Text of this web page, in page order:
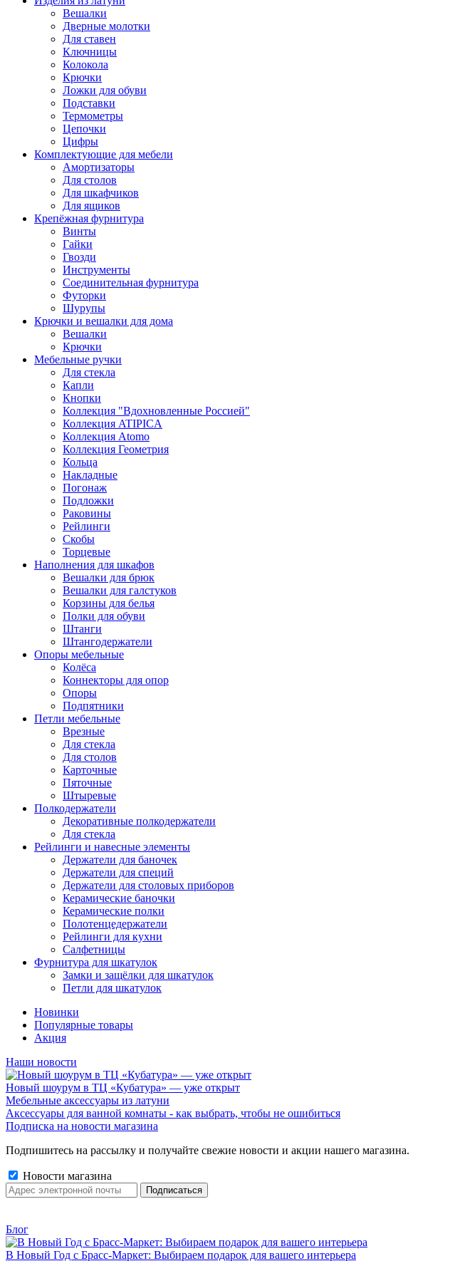
Вешалки
Дверные молотки
Для ставен
Ключницы
Колокола
Крючки
Ложки для обуви
Подставки
Термометры
Цепочки
Цифры
Комплектующие для мебели
Амортизаторы
Для столов
Для шкафчиков
Для ящиков
Крепёжная фурнитура
Винты
Гайки
Гвозди
Инструменты
Соединительная фурнитура
Футорки
Шурупы
Крючки и вешалки для дома
Вешалки
Крючки
Мебельные ручки
Для стекла
Капли
Кнопки
Коллекция "Вдохновленные Россией"
Коллекция ATIPICA
Коллекция Atomo
Коллекция Геометрия
Кольца
Накладные
Погонаж
Подложки
Раковины
Рейлинги
Скобы
Торцевые
Наполнения для шкафов
Вешалки для брюк
Вешалки для галстуков
Корзины для белья
Полки для обуви
Штанги
Штангодержатели
Опоры мебельные
Колёса
Коннекторы для опор
Опоры
Подпятники
Петли мебельные
Врезные
Для стекла
Для столов
Карточные
Пяточные
Штыревые
Полкодержатели
Декоративные полкодержатели
Для стекла
Рейлинги и навесные элементы
Держатели для баночек
Держатели для специй
Держатели для столовых приборов
Керамические баночки
Керамические полки
Полотенцедержатели
Рейлинги для кухни
Салфетницы
Фурнитура для шкатулок
Замки и защёлки для шкатулок
Петли для шкатулок
Новинки
Популярные товары
Акция
Наши новости
Новый шоурум в ТЦ «Кубатура» — уже открыт
Мебельные аксессуары из латуни
Аксессуары для ванной комнаты - как выбрать, чтобы не ошибиться
Подписка на новости магазина
Подпишитесь на рассылку и получайте свежие новости и акции нашего магазина.
Новости магазина
Блог
В Новый Год с Брасс-Маркет: Выбираем подарок для вашего интерьера